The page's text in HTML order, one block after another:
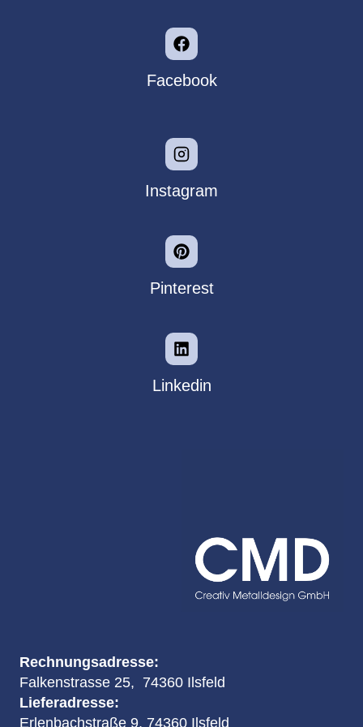
Facebook
Instagram
Pinterest
Linkedin
Rechnungsadresse:
Falkenstrasse 25, 74360 Ilsfeld
Lieferadresse:
Erlenbachstraße 9, 74360 Ilsfeld